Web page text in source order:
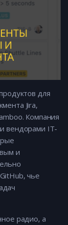
для
Jira,
Компания
вендорами IT-
и
чье
радио, а